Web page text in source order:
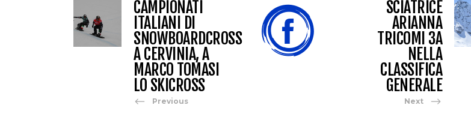
CAMPIONATI
ITALIANI DI
SNOWBOARDCROSS
A CERVINIA, A
MARCO TOMASI
LO SKICROSS
Previous
SCIATRICE
ARIANNA
TRICOMI 3A
NELLA
CLASSIFICA
GENERALE
Next